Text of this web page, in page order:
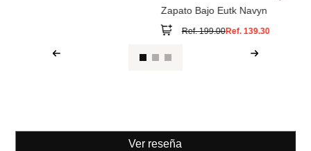
Zapato Bajo Eutk Navyn
Ref.199.00Ref. 139.30
Ver reseña